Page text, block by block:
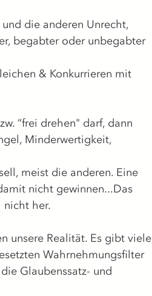
die anderen Unrecht,
begabter oder unbegabter
& Konkurrieren mit
“frei drehen" darf, dann
Minderwertigkeit,
meist die anderen. Eine
nicht gewinnen...Das
nicht her.
unsere Realität. Es gibt viele
Wahrnehmungsfilter
Glaubenssatz- und